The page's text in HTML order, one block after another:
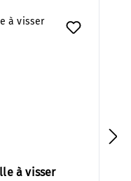
à visser